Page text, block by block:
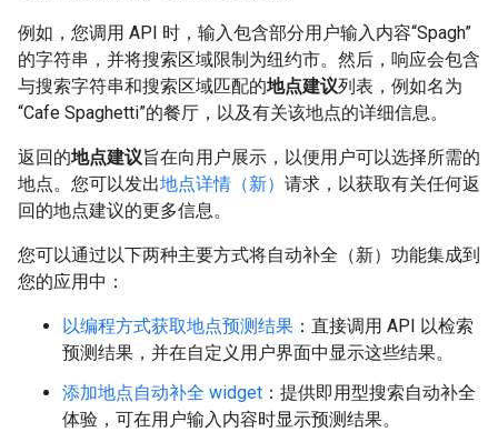
例如，您调用 API 时，输入包含部分用户输入内容“Spagh”
的字符串，并将搜索区域限制为纽约市。然后，响应会包含
与搜索字符串和搜索区域匹配的地点建议列表，例如名为
“Cafe Spaghetti”的餐厅，以及有关该地点的详细信息。
返回的地点建议旨在向用户展示，以便用户可以选择所需的
地点。您可以发出地点详情（新） 请求，以获取有关任何返
回的地点建议的更多信息。
您可以通过以下两种主要方式将自动补全（新）功能集成到
您的应用中：
以编程方式获取地点预测结果 ：直接调用 API 以检索
预测结果，并在自定义用户界面中显示这些结果。
添加地点自动补全 widget ：提供即用型搜索自动补全
体验，可在用户输入内容时显示预测结果。